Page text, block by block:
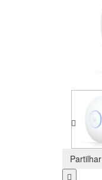
Partilhar